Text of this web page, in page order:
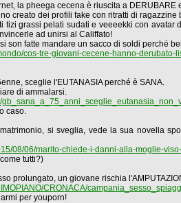
la pheega cecena è riuscita a DERUBARE
creato dei profili fake con ritratti di
tizi grassi pelati sudati e veeeekki con
ad unirsi al Califfato!
son fatte mandare un sacco di soldi perché
cos-tre-giovani-cecene-hanno-derubato-
sceglie l'EUTANASIA perché è SANA.
di ammalarsi.
caso.
si sveglia, vede la sua novella
08/06/marito-chiede-i-danni-alla-moglie-
tutti?)
prolungato, un giovane rischia
CRONACA/
per youporn!